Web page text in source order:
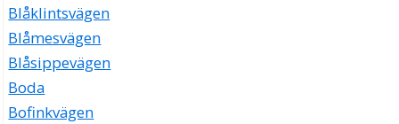
Blåklintsvägen
Blåmesvägen
Blåsippevägen
Boda
Bofinkvägen